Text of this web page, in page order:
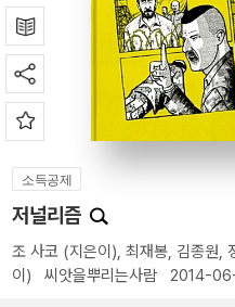
소득공제
저널리즘
조 사코 (지은이), 최재봉, 김종원,
이) 씨앗을뿌리는사람 2014-